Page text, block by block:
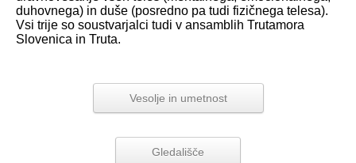
duhovnega) in duše (posredno pa tudi fizičnega telesa).
Vsi trije so soustvarjalci tudi v ansamblih Trutamora
Slovenica in Truta.
Vesolje in umetnost
Gledališče